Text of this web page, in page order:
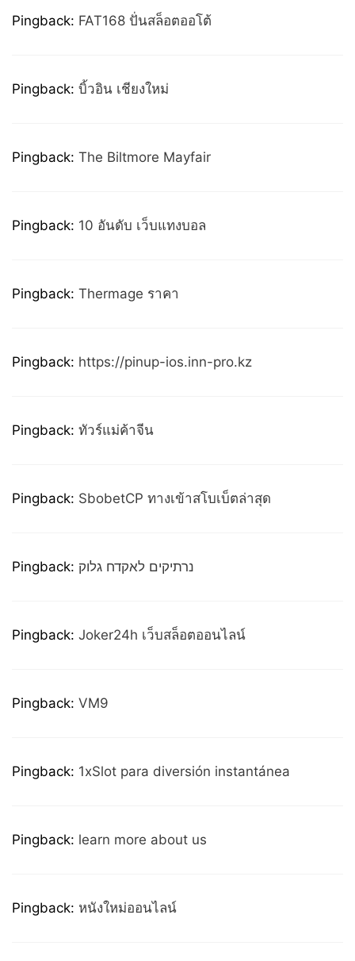
Pingback: FAT168 ปั่นสล็อตออโต้
Pingback: บิ้วอิน เชียงใหม่
Pingback: The Biltmore Mayfair
Pingback: 10 อันดับ เว็บแทงบอล
Pingback: Thermage ราคา
Pingback: https://pinup-ios.inn-pro.kz
Pingback: ทัวร์แม่ค้าจีน
Pingback: SbobetCP ทางเข้าสโบเบ็ตล่าสุด
Pingback: נרתיקים לאקדח גלוק
Pingback: Joker24h เว็บสล็อตออนไลน์
Pingback: VM9
Pingback: 1xSlot para diversión instantánea
Pingback: learn more about us
Pingback: หนังใหม่ออนไลน์